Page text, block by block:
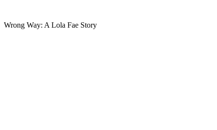
Wrong Way: A Lola Fae Story